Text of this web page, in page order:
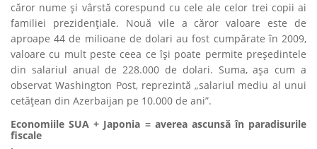
căror nume și vârstă corespund cu cele ale celor trei copii ai
familiei prezidențiale. Nouă vile a căror valoare este de
aproape 44 de milioane de dolari au fost cumpărate în 2009,
valoare cu mult peste ceea ce își poate permite președintele
din salariul anual de 228.000 de dolari. Suma, așa cum a
observat Washington Post, reprezintă „salariul mediu al unui
cetățean din Azerbaijan pe 10.000 de ani”.
Economiile SUA + Japonia = averea ascunsă în paradisurile
fiscale